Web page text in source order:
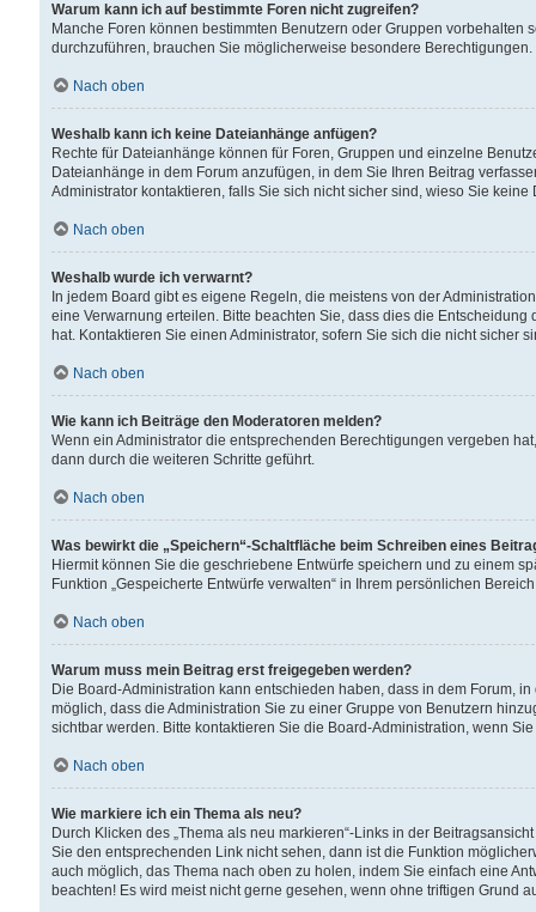
Warum kann ich auf bestimmte Foren nicht zugreifen?
Manche Foren können bestimmten Benutzern oder Gruppen
durchzuführen, brauchen Sie möglicherweise besondere
Nach oben
Weshalb kann ich keine Dateianhänge anfügen?
Rechte für Dateianhänge können für Foren, Gruppen und einzelne
Dateianhänge in dem Forum anzufügen, in dem Sie Ihren Beitrag
Administrator kontaktieren, falls Sie sich nicht sicher sind, wieso Sie
Nach oben
Weshalb wurde ich verwarnt?
In jedem Board gibt es eigene Regeln, die meistens von der
eine Verwarnung erteilen. Bitte beachten Sie, dass dies die
hat. Kontaktieren Sie einen Administrator, sofern Sie sich die nicht sicher
Nach oben
Wie kann ich Beiträge den Moderatoren melden?
Wenn ein Administrator die entsprechenden Berechtigungen vergeben
dann durch die weiteren Schritte geführt.
Nach oben
Was bewirkt die „Speichern“-Schaltfläche beim Schreiben eines
Hiermit können Sie die geschriebene Entwürfe speichern und zu einem
Funktion „Gespeicherte Entwürfe verwalten“ in Ihrem persönlichen
Nach oben
Warum muss mein Beitrag erst freigegeben werden?
Die Board-Administration kann entschieden haben, dass in dem Forum,
möglich, dass die Administration Sie zu einer Gruppe von Benutzern
sichtbar werden. Bitte kontaktieren Sie die Board-Administration, wenn
Nach oben
Wie markiere ich ein Thema als neu?
Durch Klicken des „Thema als neu markieren“-Links in der
Sie den entsprechenden Link nicht sehen, dann ist die Funktion
auch möglich, das Thema nach oben zu holen, indem Sie einfach eine
beachten! Es wird meist nicht gerne gesehen, wenn ohne triftigen Grund